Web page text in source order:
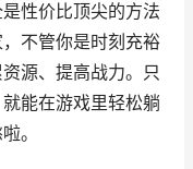
性价比顶尖的方法
不管你是时刻充裕
源、提高战力。只
能在游戏里轻松躺
。